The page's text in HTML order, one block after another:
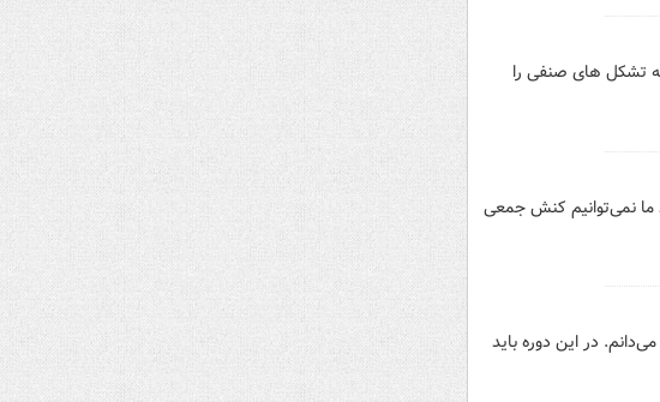
تشکل های صنفی را
ما نمی‌توانیم کنش جمعی
در این دوره باید